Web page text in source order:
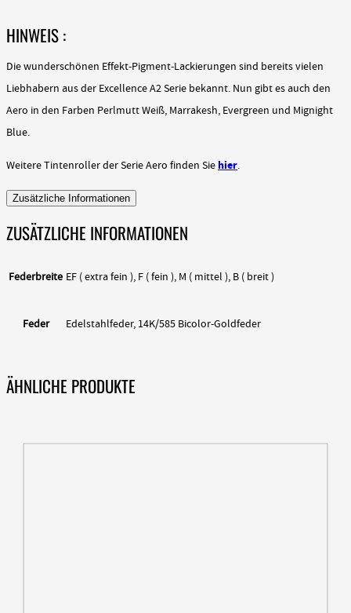
HINWEIS :
Die wunderschönen Effekt-Pigment-Lackierungen sind bereits vielen
Liebhabern aus der Excellence A2 Serie bekannt. Nun gibt es auch den
Aero in den Farben Perlmutt Weiß, Marrakesh, Evergreen und Mignight
Blue.
Weitere Tintenroller der Serie Aero finden Sie hier.
Zusätzliche Informationen
ZUSÄTZLICHE INFORMATIONEN
Federbreite EF ( extra fein ), F ( fein ), M ( mittel ), B ( breit )
Feder Edelstahlfeder, 14K/585 Bicolor-Goldfeder
ÄHNLICHE PRODUKTE